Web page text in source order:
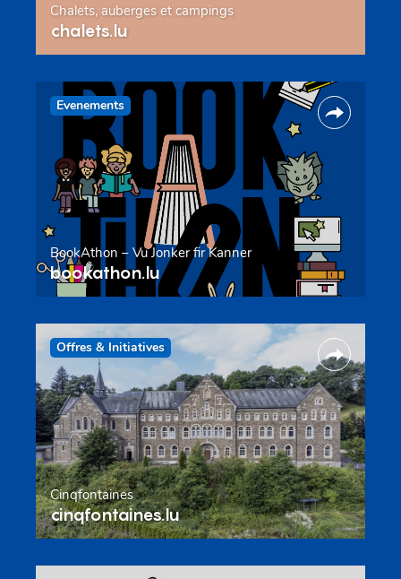
Chalets, auberges et campings
chalets.lu
Evenements
BookAthon – Vu Jonker fir Kanner
bookathon.lu
Offres & Initiatives
Cinqfontaines
cinqfontaines.lu